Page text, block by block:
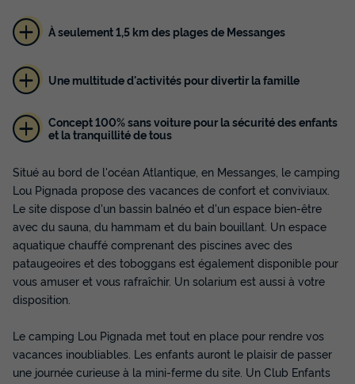
BUNGALOW 6 personnes - Mobil-home |
Classic | 2 Ch. | 4/6 Pers. | Terrasse
surélevée | TV
Annulation gratuite
Surface
28m²
Adultes Enfants Chambres Salle de bain
Terrasse semi-couverte Animaux autorisés *
Cafetière
Congélateur
Réfrigérateur
+ 3
À seulement 1,5 km des plages de Messanges
Une multitude d'activités pour divertir la famille
Concept 100% sans voiture pour la sécurité des enfants
et la tranquillité de tous
Situé au bord de l'océan Atlantique, en Messanges, le camping
Lou Pignada propose des vacances de confort et conviviaux.
Le site dispose d'un bassin balnéo et d'un espace bien-être
avec du sauna, du hammam et du bain bouillant. Un espace
aquatique chauffé comprenant des piscines avec des
pataugeoires et des toboggans est également disponible pour
vous amuser et vous rafraîchir. Un solarium est aussi à votre
disposition.
Le camping Lou Pignada met tout en place pour rendre vos
vacances inoubliables. Les enfants auront le plaisir de passer
une journée curieuse à la mini-ferme du site. Un Club Enfants